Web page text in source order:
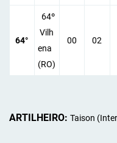
64°
64º
Vilh
ena
(RO)
00 02
ARTILHEIRO: Taison